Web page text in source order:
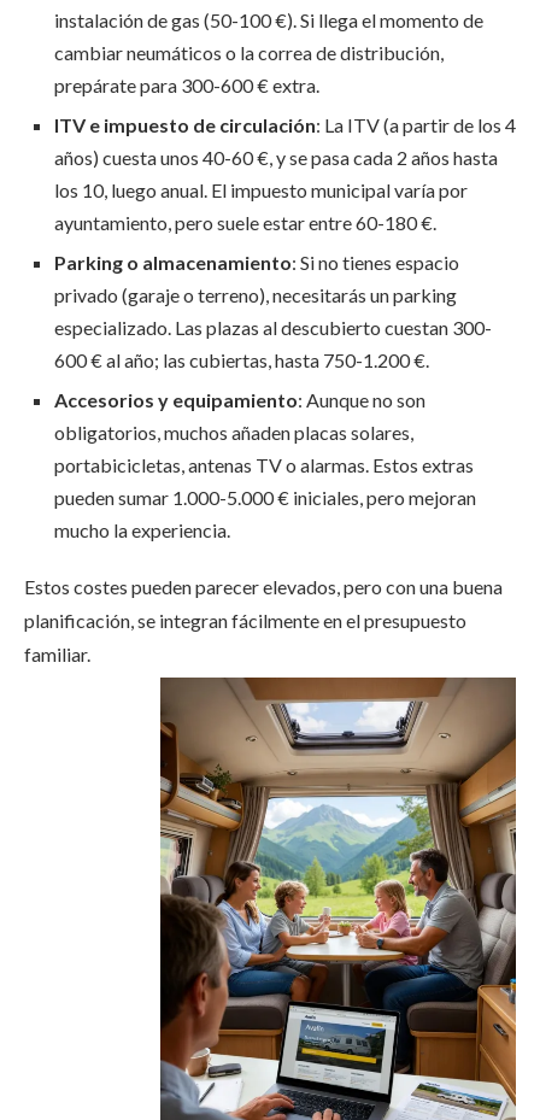
instalación de gas (50-100 €). Si llega el momento de
cambiar neumáticos o la correa de distribución,
prepárate para 300-600 € extra.
ITV e impuesto de circulación: La ITV (a partir de los 4
años) cuesta unos 40-60 €, y se pasa cada 2 años hasta
los 10, luego anual. El impuesto municipal varía por
ayuntamiento, pero suele estar entre 60-180 €.
Parking o almacenamiento: Si no tienes espacio
privado (garaje o terreno), necesitarás un parking
especializado. Las plazas al descubierto cuestan 300-
600 € al año; las cubiertas, hasta 750-1.200 €.
Accesorios y equipamiento: Aunque no son
obligatorios, muchos añaden placas solares,
portabicicletas, antenas TV o alarmas. Estos extras
pueden sumar 1.000-5.000 € iniciales, pero mejoran
mucho la experiencia.
Estos costes pueden parecer elevados, pero con una buena
planificación, se integran fácilmente en el presupuesto
familiar.